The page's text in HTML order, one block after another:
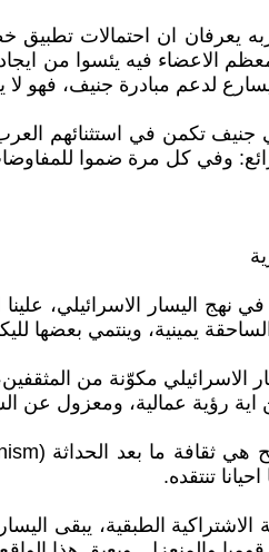
يعرفان ان احتمالات تطبيق
الاعضاء فيه يئسوا من
لدعم مبادرة جنيف، فهو
وفي كل مرة ضموا
نهج اليسار الاسرائيلي،
الساحقة يمينية، وينتمي
الاسرائيلي مكوّنة من
اية رؤية عمالية، ومعزول عن
تنتقده.
الاشتراكية الطبقية، يبقى